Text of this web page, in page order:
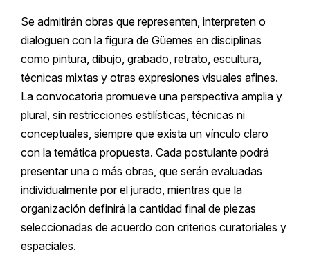
Se admitirán obras que representen, interpreten o
dialoguen con la figura de Güemes en disciplinas
como pintura, dibujo, grabado, retrato, escultura,
técnicas mixtas y otras expresiones visuales afines.
La convocatoria promueve una perspectiva amplia y
plural, sin restricciones estilísticas, técnicas ni
conceptuales, siempre que exista un vínculo claro
con la temática propuesta. Cada postulante podrá
presentar una o más obras, que serán evaluadas
individualmente por el jurado, mientras que la
organización definirá la cantidad final de piezas
seleccionadas de acuerdo con criterios curatoriales y
espaciales.